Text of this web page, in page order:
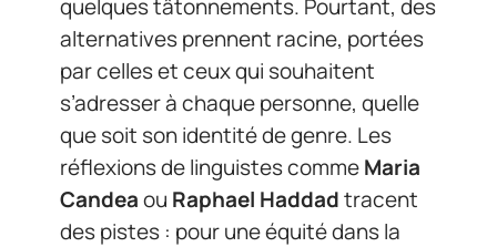
quelques tâtonnements. Pourtant, des
alternatives prennent racine, portées
par celles et ceux qui souhaitent
s’adresser à chaque personne, quelle
que soit son identité de genre. Les
réflexions de linguistes commeMaria
Candeaou Raphael Haddadtracent
des pistes : pour une équité dans la